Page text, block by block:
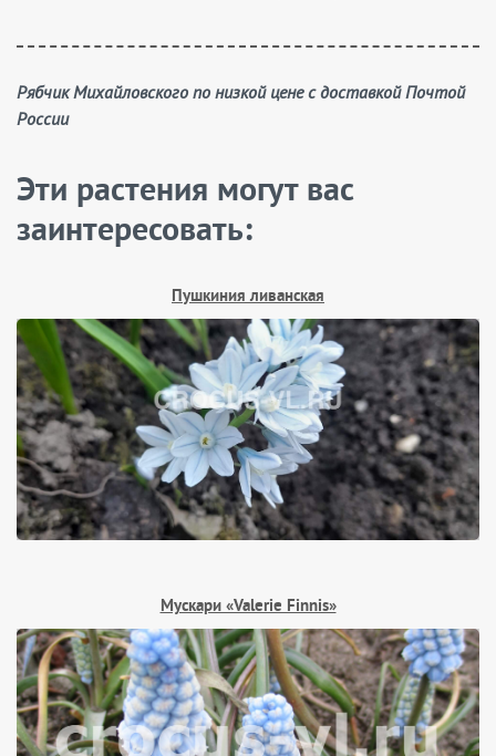
Рябчик Михайловского по низкой цене с доставкой Почтой
России
Эти растения могут вас
заинтересовать:
Пушкиния ливанская
Мускари «Valerie Finnis»